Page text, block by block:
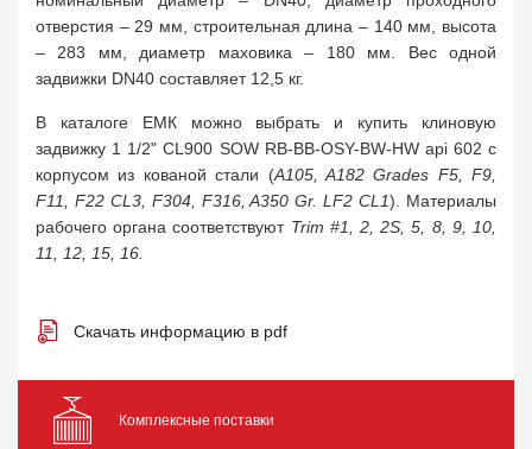
отверстия – 29 мм, строительная длина – 140 мм, высота
– 283 мм, диаметр маховика – 180 мм. Вес одной
задвижки DN40 составляет 12,5 кг.
В каталоге ЕМК можно выбрать и купить клиновую
задвижку 1 1/2" CL900 SOW RB-BB-OSY-BW-HW api 602 с
корпусом из кованой стали (A105, A182 Grades F5, F9,
F11, F22 CL3, F304, F316, A350 Gr. LF2 CL1). Материалы
рабочего органа соответствуют Trim #1, 2, 2S, 5, 8, 9, 10,
11, 12, 15, 16.
Скачать информацию в pdf
Комплексные поставки